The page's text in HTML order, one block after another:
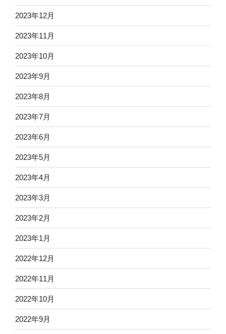
2023年12月
2023年11月
2023年10月
2023年9月
2023年8月
2023年7月
2023年6月
2023年5月
2023年4月
2023年3月
2023年2月
2023年1月
2022年12月
2022年11月
2022年10月
2022年9月